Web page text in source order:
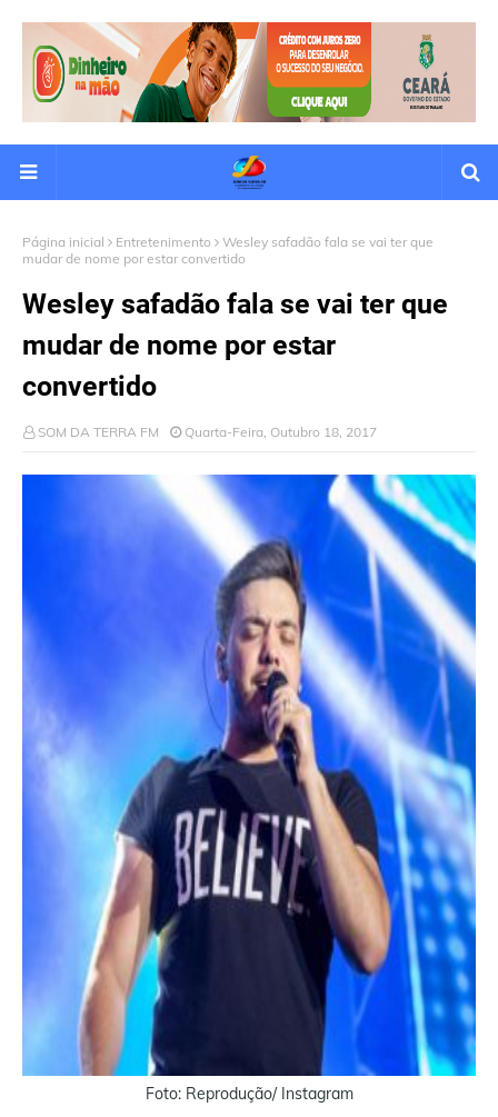
Página inicial Entretenimento
Wesley safadão fala se vai ter que
mudar de nome por estar convertido
Wesley safadão fala se vai ter que
mudar de nome por estar
convertido
SOM DA TERRA FM Quarta-Feira, Outubro 18, 2017
Foto: Reprodução/ Instagram